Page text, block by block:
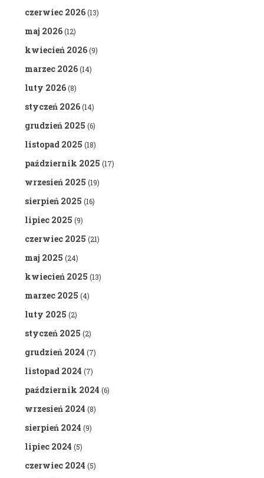
czerwiec 2026(13)
maj 2026(12)
kwiecień 2026(9)
marzec 2026(14)
luty 2026(8)
styczeń 2026(14)
grudzień 2025 (6)
listopad 2025 (18)
październik 2025 (17)
wrzesień 2025 (19)
sierpień 2025 (16)
lipiec 2025 (9)
czerwiec 2025 (21)
maj 2025 (24)
kwiecień 2025 (13)
marzec 2025 (4)
luty 2025 (2)
styczeń 2025 (2)
grudzień 2024 (7)
listopad 2024 (7)
październik 2024 (6)
wrzesień 2024 (8)
sierpień 2024 (9)
lipiec 2024 (5)
czerwiec 2024 (5)